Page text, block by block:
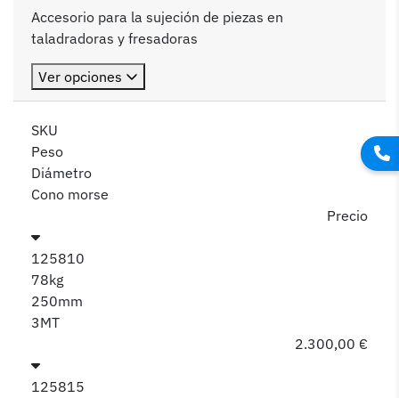
Accesorio para la sujeción de piezas en
taladradoras y fresadoras
Ver opciones
SKU
Peso
Diámetro
Cono morse
Precio
125810
78kg
250mm
3MT
2.300,00 €
125815